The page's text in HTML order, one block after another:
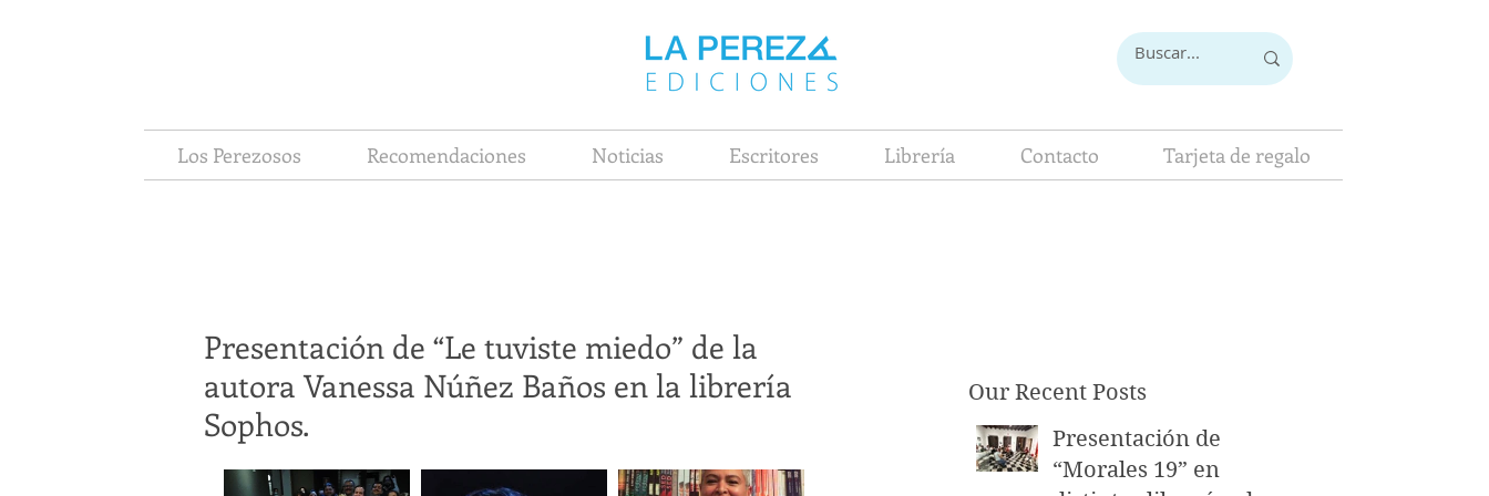
Los Perezosos Recomendaciones Noticias Escritores Librería Contacto Tarjeta de regalo
Our Recent Posts
Presentación de
“Morales 19” en
Presentación de “Le tuviste miedo” de la
autora Vanessa Núñez Baños en la librería
Sophos.